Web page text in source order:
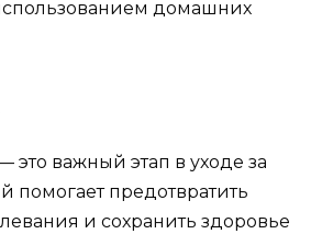
домашних
важный этап в уходе за
помогает предотвратить
и сохранить здоровье